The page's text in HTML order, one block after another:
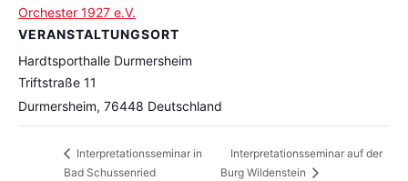
Orchester 1927 e.V.
VERANSTALTUNGSORT
Hardtsporthalle Durmersheim
Triftstraße 11
Durmersheim, 76448 Deutschland
Interpretationsseminar in
Bad Schussenried
Interpretationsseminar auf der
Burg Wildenstein